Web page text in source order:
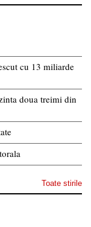
cu 13 miliarde
doua treimi din
Toate stirile